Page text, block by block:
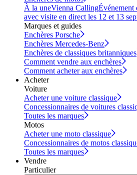
À la uneVienna CallingÉvénement
avec visite en direct les 12 et 13
Marques et guides
Enchères Porsche
Enchères Mercedes-Benz
Enchères de classiques britanniques
Comment vendre aux enchères
Comment acheter aux enchères
Acheter
Voiture
Acheter une voiture classique
Concessionnaires de voitures
Toutes les marques
Motos
Acheter une moto classique
Concessionnaires de motos
Toutes les marques
Vendre
Particulier